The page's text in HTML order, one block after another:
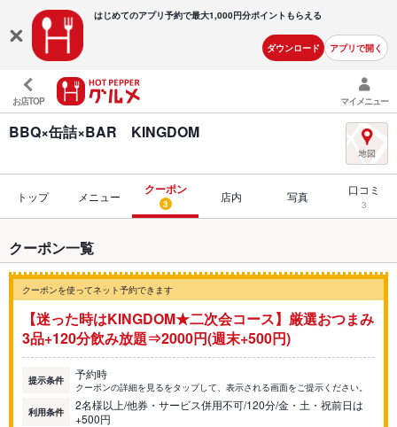
はじめてのアプリ予約で最大1,000円分ポイントもらえる
ダウンロード アプリで開く
お店TOP マイメニュー
BBQ×缶詰×BAR KINGDOM
トップ メニュー クーポン
3 店内 写真 口コミ
3
クーポン一覧
クーポンを使ってネット予約できます
【迷った時はKINGDOM★二次会コース】厳選おつまみ
3品+120分飲み放題⇒2000円(週末+500円)
提示条件 予約時
クーポンの詳細を見るをタップして、表示される画面をご提示ください。
利用条件
2名様以上/他券・サービス併用不可/120分/金・土・祝前日は
+500円